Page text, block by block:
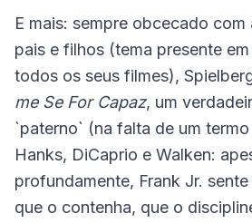
E mais: sempre obcecado com
pais e filhos (tema presente
todos os seus filmes),
me Se For Capaz, um
`paterno` (na falta de um
Hanks, DiCaprio e Walken:
profundamente, Frank Jr.
que o contenha, que o